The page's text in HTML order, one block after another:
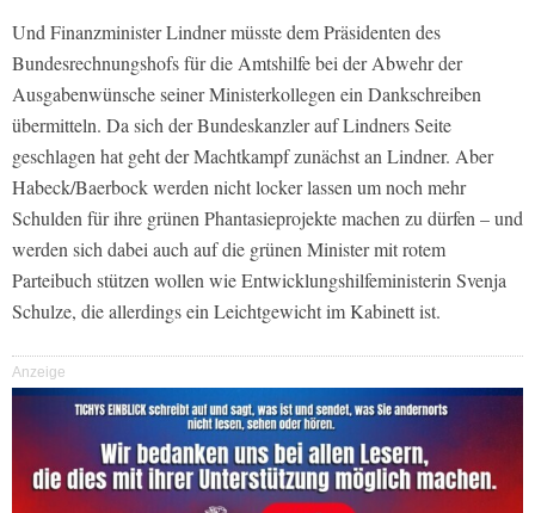
Und Finanzminister Lindner müsste dem Präsidenten des
Bundesrechnungshofs für die Amtshilfe bei der Abwehr der
Ausgabenwünsche seiner Ministerkollegen ein Dankschreiben
übermitteln. Da sich der Bundeskanzler auf Lindners Seite
geschlagen hat geht der Machtkampf zunächst an Lindner. Aber
Habeck/Baerbock werden nicht locker lassen um noch mehr
Schulden für ihre grünen Phantasieprojekte machen zu dürfen – und
werden sich dabei auch auf die grünen Minister mit rotem
Parteibuch stützen wollen wie Entwicklungshilfeministerin Svenja
Schulze, die allerdings ein Leichtgewicht im Kabinett ist.
Anzeige